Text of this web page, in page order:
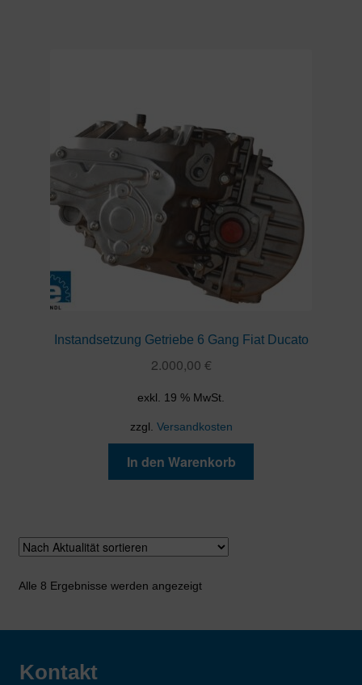
Instandsetzung Getriebe 6 Gang Fiat Ducato
2.000,00 €
exkl. 19 % MwSt.
zzgl. Versandkosten
In den Warenkorb
Alle 8 Ergebnisse werden angezeigtNach
Kontakt